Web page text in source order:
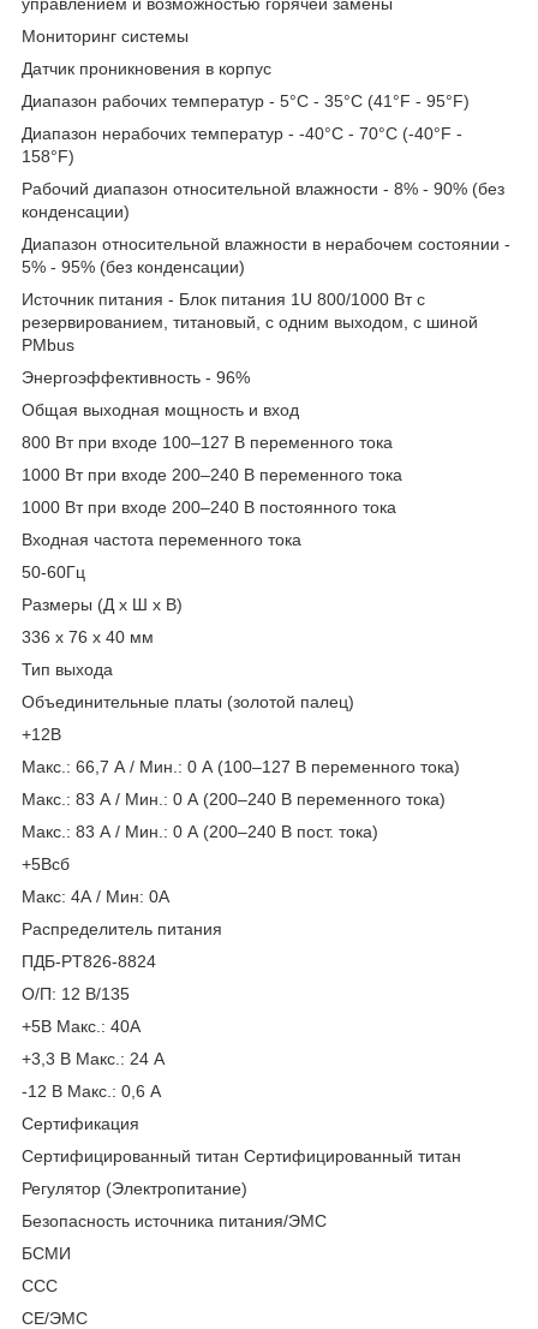
Мониторинг системы
Датчик проникновения в корпус
Диапазон рабочих температур - 5°C - 35°C (41°F - 95°F)
Диапазон нерабочих температур - -40°C - 70°C (-40°F -
158°F)
Рабочий диапазон относительной влажности - 8% - 90% (без
конденсации)
Диапазон относительной влажности в нерабочем состоянии -
5% - 95% (без конденсации)
Источник питания - Блок питания 1U 800/1000 Вт с
резервированием, титановый, с одним выходом, с шиной
PMbus
Энергоэффективность - 96%
Общая выходная мощность и вход
800 Вт при входе 100–127 В переменного тока
1000 Вт при входе 200–240 В переменного тока
1000 Вт при входе 200–240 В постоянного тока
Входная частота переменного тока
50-60Гц
Размеры (Д х Ш х В)
336 х 76 х 40 мм
Тип выхода
Объединительные платы (золотой палец)
+12В
Макс.: 66,7 А / Мин.: 0 А (100–127 В переменного тока)
Макс.: 83 А / Мин.: 0 А (200–240 В переменного тока)
Макс.: 83 А / Мин.: 0 А (200–240 В пост. тока)
+5Всб
Макс: 4А / Мин: 0А
Распределитель питания
ПДБ-PT826-8824
О/П: 12 В/135
+5В Макс.: 40А
+3,3 В Макс.: 24 А
-12 В Макс.: 0,6 А
Сертификация
Сертифицированный титан Сертифицированный титан
Регулятор (Электропитание)
Безопасность источника питания/ЭМС
БСМИ
ССС
CE/ЭМС